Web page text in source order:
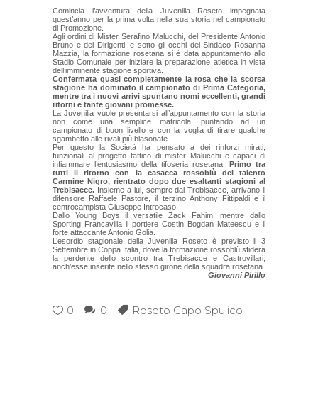
Comincia l’avventura della Juvenilia Roseto impegnata
quest’anno per la prima volta nella sua storia nel campionato
di Promozione.
Agli ordini di Mister Serafino Malucchi, del Presidente Antonio
Bruno e dei Dirigenti, e sotto gli occhi del Sindaco Rosanna
Mazzia, la formazione rosetana si è data appuntamento allo
Stadio Comunale per iniziare la preparazione atletica in vista
dell’imminente stagione sportiva.
Confermata quasi completamente la rosa che la scorsa
stagione ha dominato il campionato di Prima Categoria,
mentre tra i nuovi arrivi spuntano nomi eccellenti, grandi
ritorni e tante giovani promesse.
La Juvenilia vuole presentarsi all’appuntamento con la storia
non come una semplice matricola, puntando ad un
campionato di buon livello e con la voglia di tirare qualche
sgambetto alle rivali più blasonate.
Per questo la Società ha pensato a dei rinforzi mirati,
funzionali al progetto tattico di mister Malucchi e capaci di
infiammare l’entusiasmo della tifoseria rosetana. Primo tra
tutti il ritorno con la casacca rossoblù del talento
Carmine Nigro, rientrato dopo due esaltanti stagioni al
Trebisacce. Insieme a lui, sempre dal Trebisacce, arrivano il
difensore Raffaele Pastore, il terzino Anthony Fittipaldi e il
centrocampista Giuseppe Introcaso.
Dallo Young Boys il versatile Zack Fahim, mentre dallo
Sporting Francavilla il portiere Costin Bogdan Mateescu e il
forte attaccante Antonio Golia.
L’esordio stagionale della Juvenilia Roseto è previsto il 3
Settembre in Coppa Italia, dove la formazione rossoblù sfiderà
la perdente dello scontro tra Trebisacce e Castrovillari,
anch’esse inserite nello stesso girone della squadra rosetana.
Giovanni Pirillo
0 0 Roseto Capo Spulico